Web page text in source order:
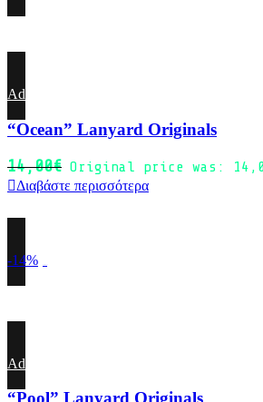
Add to wishlist
“Ocean” Lanyard Originals
14,00€ Original price was:
Διαβάστε περισσότερα
-14%
Add to wishlist